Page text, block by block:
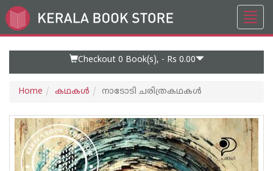
Go
to
Checkout 0 Book(s), - Rs 0.00
Home കഥകള്‍ നാടോടി ചരിത്രകഥകൾ